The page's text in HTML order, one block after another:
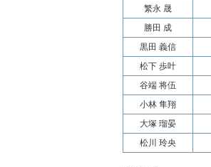
繁永 晟
勝田 成
黒田 義信
松下 歩叶
谷端 将伍
小林 隼翔
大塚 瑠晏
松川 玲央